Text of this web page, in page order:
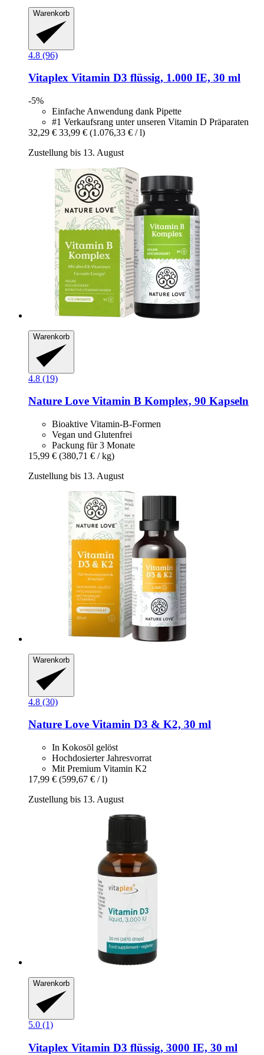
Warenkorb
4.8 (96)
Vitaplex Vitamin D3 flüssig, 1.000 IE, 30 ml
-5%
Einfache Anwendung dank Pipette
#1 Verkaufsrang unter unseren Vitamin D Präparaten
32,29 € 33,99 € (1.076,33 € / l)
Zustellung bis 13. August
Warenkorb
4.8 (19)
Nature Love Vitamin B Komplex, 90 Kapseln
Bioaktive Vitamin-B-Formen
Vegan und Glutenfrei
Packung für 3 Monate
15,99 € (380,71 € / kg)
Zustellung bis 13. August
Warenkorb
4.8 (30)
Nature Love Vitamin D3 & K2, 30 ml
In Kokosöl gelöst
Hochdosierter Jahresvorrat
Mit Premium Vitamin K2
17,99 € (599,67 € / l)
Zustellung bis 13. August
Warenkorb
5.0 (1)
Vitaplex Vitamin D3 flüssig, 3000 IE, 30 ml